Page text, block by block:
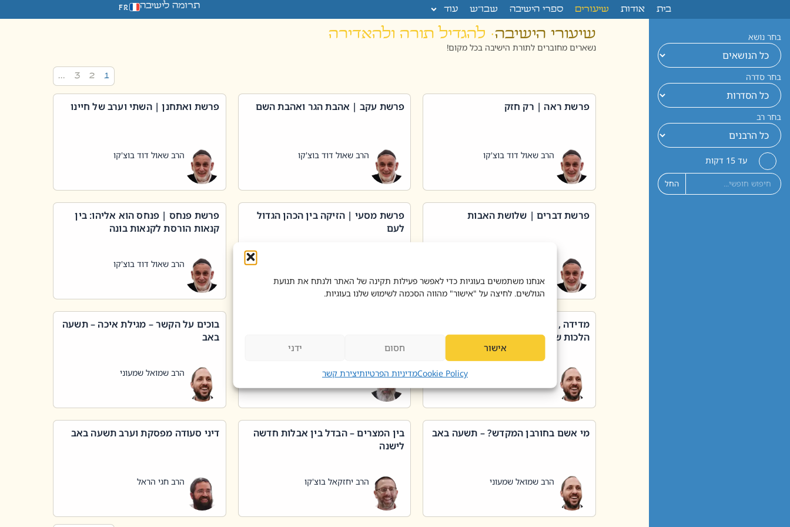
אנחנו משתמשים בעוגיות כדי לאפשר פעילות תקינה של האתר ולנתח את תנועת
הגולשים. לחיצה על "אישור" מהווה הסכמה לשימוש שלנו בעוגיות.
אישור חסום ידני
Cookie Policyמדיניות הפרטיותיצירת קשר
בית אודות שיעורים ספרי הישיבה שבו”ש עוד תרומה לישיבה FR
בחר נושא
בחר סדרה
בחר רב
עד 15 דקות
החל
שיעורי הישיבה· להגדיל תורה ולהאדירה
נשארים מחוברים לתורת הישיבה בכל מקום!
1
2
3
…
פרשת ראה | רק חזק
הרב שאול דוד בוצ'קו
פרשת עקב | אהבת הגר ואהבת השם
הרב שאול דוד בוצ'קו
פרשת ואתחנן | השתי וערב של חיינו
הרב שאול דוד בוצ'קו
פרשת דברים | שלושת האבות
פרשת מסעי | הזיקה בין הכהן הגדול
לעם
פרשת פנחס | פנחס הוא אליהו: בין
קנאות הורסת לקנאות בונה
הרב שאול דוד בוצ'קו
מדידה , קניה , שטיפת כלים בשבת –
הלכות שבת – סימן שכג
הרב יאיר בידני
בוכים על הקשר – מגילת איכה – תשעה
באב
הרב שמואל שמעוני
מי אשם בחורבן המקדש? – תשעה באב
הרב שמואל שמעוני
בין המצרים – הבדל בין אבלות חדשה
לישנה
הרב יחזקאל בוצ'קו
דיני סעודה מפסקת וערב תשעה באב
הרב חגי הראל